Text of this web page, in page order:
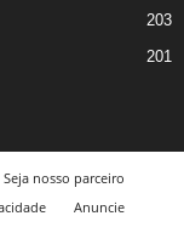
203
201
Seja nosso parceiro
Anuncie